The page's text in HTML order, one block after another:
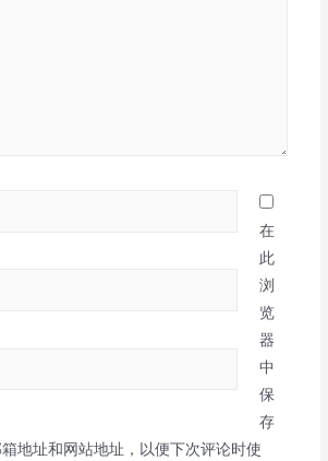
在
此
浏
览
器
中
保
存
地址和网站地址，以便下次评论时使